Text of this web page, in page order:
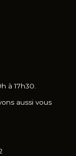
à 17h30.
aussi vous